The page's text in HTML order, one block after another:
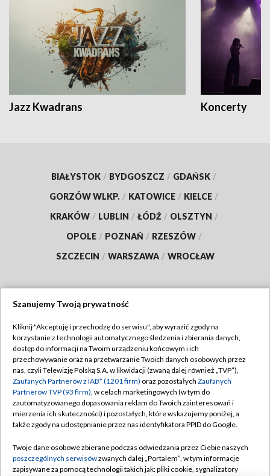
Jazz Kwadrans Koncerty
BIAŁYSTOK / BYDGOSZCZ / GDAŃSK /
GORZÓW WLKP. / KATOWICE / KIELCE /
KRAKÓW / LUBLIN / ŁÓDŹ / OLSZTYN /
OPOLE / POZNAŃ / RZESZÓW /
SZCZECIN / WARSZAWA / WROCŁAW
TVP
Abonament TVP
Emisja w TVP
Centrum informacji TVP
Naziemna Telewizja Cyfrowa
Rada Programowa
Regulamin TVP
Polityka prywatności
Moje zgody
Pomoc
Kontakt
Szanujemy Twoją prywatność
Kliknij "Akceptuję i przechodzę do serwisu", aby wyrazić zgody na
korzystanie z technologii automatycznego śledzenia i zbierania danych,
dostęp do informacji na Twoim urządzeniu końcowym i ich
przechowywanie oraz na przetwarzanie Twoich danych osobowych przez
nas, czyli Telewizję Polską S.A. w likwidacji (zwaną dalej również „TVP”),
Zaufanych Partnerów z IAB* (1201 firm) oraz pozostałych Zaufanych
Partnerów TVP (93 firm), w celach marketingowych (w tym do
zautomatyzowanego dopasowania reklam do Twoich zainteresowań i
mierzenia ich skuteczności) i pozostałych, które wskazujemy poniżej, a
także zgody na udostępnianie przez nas identyfikatora PPID do Google.
Twoje dane osobowe zbierane podczas odwiedzania przez Ciebie naszych
poszczególnych serwisówzwanych dalej „Portalem”, w tym informacje
zapisywane za pomocą technologii takich jak: pliki cookie, sygnalizatory